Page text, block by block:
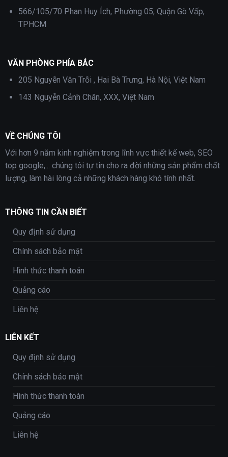
566/105/70 Phan Huy Ích, Phường 05, Quận Gò Vấp,
TPHCM
VĂN PHÒNG PHÍA BẮC
205 Nguyễn Văn Trỗi , Hai Bà Trưng, Hà Nội, Việt Nam
143 Nguyễn Cảnh Chân, XXX, Việt Nam
VỀ CHÚNG TÔI
Với hơn 9 năm kinh nghiệm trong lĩnh vực thiết kế web, SEO
top google,... chúng tôi tự tin cho ra đời những sản phẩm chất
lượng, làm hài lòng cả những khách hàng khó tính nhất.
THÔNG TIN CẦN BIẾT
Quy định sử dụng
Chính sách bảo mật
Hình thức thanh toán
Quảng cáo
Liên hệ
LIÊN KẾT
Quy định sử dụng
Chính sách bảo mật
Hình thức thanh toán
Quảng cáo
Liên hệ